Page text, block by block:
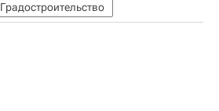
Градостроительство